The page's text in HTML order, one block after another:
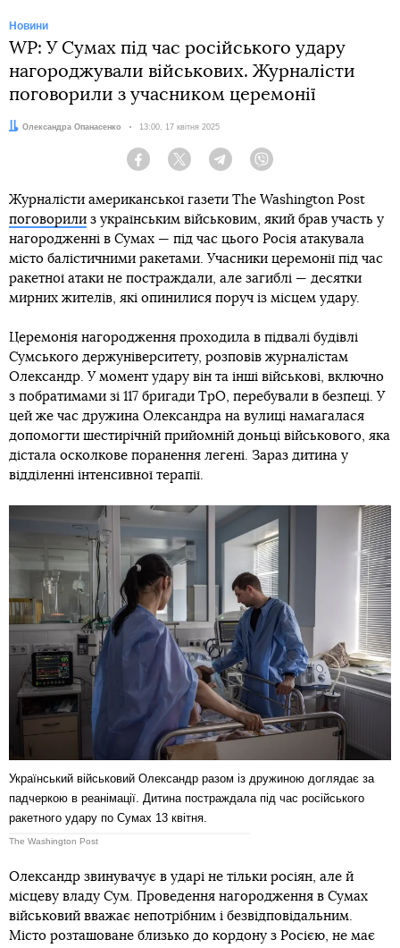
Новини
WP: У Сумах під час російського удару
нагороджували військових. Журналісти
поговорили з учасником церемонії
Автор:
Олександра Опанасенко Дата:
13:00, 17 квітня 2025
Facebook Twitter Telegram
Журналісти американської газети The Washington Post
поговорили з українським військовим, який брав участь у
нагородженні в Сумах — під час цього Росія атакувала
місто балістичними ракетами. Учасники церемонії під час
ракетної атаки не постраждали, але загиблі — десятки
мирних жителів, які опинилися поруч із місцем удару.
Церемонія нагородження проходила в підвалі будівлі
Сумського держуніверситету, розповів журналістам
Олександр. У момент удару він та інші військові, включно
з побратимами зі 117 бригади ТрО, перебували в безпеці. У
цей же час дружина Олександра на вулиці намагалася
допомогти шестирічній прийомній доньці військового, яка
дістала осколкове поранення легені. Зараз дитина у
відділенні інтенсивної терапії.
Український військовий Олександр разом із дружиною доглядає за
падчеркою в реанімації. Дитина постраждала під час російського
ракетного удару по Сумах 13 квітня.
The Washington Post
Олександр звинувачує в ударі не тільки росіян, але й
місцеву владу Сум. Проведення нагородження в Сумах
військовий вважає непотрібним і безвідповідальним.
Місто розташоване близько до кордону з Росією, не має